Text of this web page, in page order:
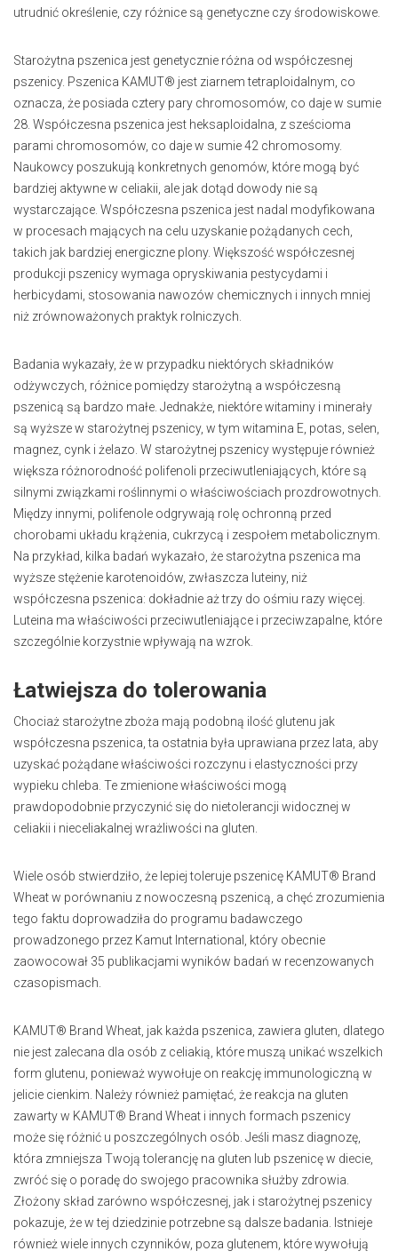
utrudnić określenie, czy różnice są genetyczne czy środowiskowe.
Starożytna pszenica jest genetycznie różna od współczesnej
pszenicy. Pszenica KAMUT® jest ziarnem tetraploidalnym, co
oznacza, że posiada cztery pary chromosomów, co daje w sumie
28. Współczesna pszenica jest heksaploidalna, z sześcioma
parami chromosomów, co daje w sumie 42 chromosomy.
Naukowcy poszukują konkretnych genomów, które mogą być
bardziej aktywne w celiakii, ale jak dotąd dowody nie są
wystarczające. Współczesna pszenica jest nadal modyfikowana
w procesach mających na celu uzyskanie pożądanych cech,
takich jak bardziej energiczne plony. Większość współczesnej
produkcji pszenicy wymaga opryskiwania pestycydami i
herbicydami, stosowania nawozów chemicznych i innych mniej
niż zrównoważonych praktyk rolniczych.
Badania wykazały, że w przypadku niektórych składników
odżywczych, różnice pomiędzy starożytną a współczesną
pszenicą są bardzo małe. Jednakże, niektóre witaminy i minerały
są wyższe w starożytnej pszenicy, w tym witamina E, potas, selen,
magnez, cynk i żelazo. W starożytnej pszenicy występuje również
większa różnorodność polifenoli przeciwutleniających, które są
silnymi związkami roślinnymi o właściwościach prozdrowotnych.
Między innymi, polifenole odgrywają rolę ochronną przed
chorobami układu krążenia, cukrzycą i zespołem metabolicznym.
Na przykład, kilka badań wykazało, że starożytna pszenica ma
wyższe stężenie karotenoidów, zwłaszcza luteiny, niż
współczesna pszenica: dokładnie aż trzy do ośmiu razy więcej.
Luteina ma właściwości przeciwutleniające i przeciwzapalne, które
szczególnie korzystnie wpływają na wzrok.
Łatwiejsza do tolerowania
Chociaż starożytne zboża mają podobną ilość glutenu jak
współczesna pszenica, ta ostatnia była uprawiana przez lata, aby
uzyskać pożądane właściwości rozczynu i elastyczności przy
wypieku chleba. Te zmienione właściwości mogą
prawdopodobnie przyczynić się do nietolerancji widocznej w
celiakii i nieceliakalnej wrażliwości na gluten.
Wiele osób stwierdziło, że lepiej toleruje pszenicę KAMUT® Brand
Wheat w porównaniu z nowoczesną pszenicą, a chęć zrozumienia
tego faktu doprowadziła do programu badawczego
prowadzonego przez Kamut International, który obecnie
zaowocował 35 publikacjami wyników badań w recenzowanych
czasopismach.
KAMUT® Brand Wheat, jak każda pszenica, zawiera gluten, dlatego
nie jest zalecana dla osób z celiakią, które muszą unikać wszelkich
form glutenu, ponieważ wywołuje on reakcję immunologiczną w
jelicie cienkim. Należy również pamiętać, że reakcja na gluten
zawarty w KAMUT® Brand Wheat i innych formach pszenicy
może się różnić u poszczególnych osób. Jeśli masz diagnozę,
która zmniejsza Twoją tolerancję na gluten lub pszenicę w diecie,
zwróć się o poradę do swojego pracownika służby zdrowia.
Złożony skład zarówno współczesnej, jak i starożytnej pszenicy
pokazuje, że w tej dziedzinie potrzebne są dalsze badania. Istnieje
również wiele innych czynników, poza glutenem, które wywołują